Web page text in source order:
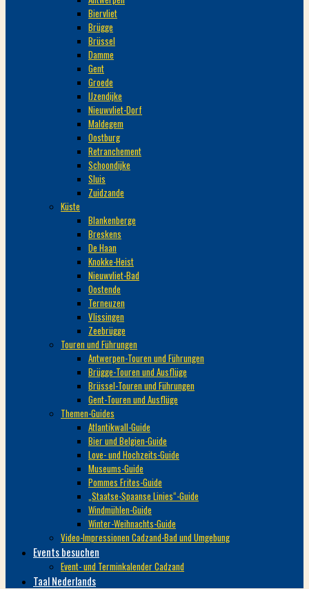
Biervliet
Brügge
Brüssel
Damme
Gent
Groede
IJzendijke
Nieuwvliet-Dorf
Maldegem
Oostburg
Retranchement
Schoondijke
Sluis
Zuidzande
Küste
Blankenberge
Breskens
De Haan
Knokke-Heist
Nieuwvliet-Bad
Oostende
Terneuzen
Vlissingen
Zeebrügge
Touren und Führungen
Antwerpen-Touren und Führungen
Brügge-Touren und Ausflüge
Brüssel-Touren und Führungen
Gent-Touren und Ausflüge
Themen-Guides
Atlantikwall-Guide
Bier und Belgien-Guide
Love- und Hochzeits-Guide
Museums-Guide
Pommes Frites-Guide
„Staatse-Spaanse Linies“-Guide
Windmühlen-Guide
Winter-Weihnachts-Guide
Video-Impressionen Cadzand-Bad und Umgebung
Events besuchen
Event- und Terminkalender Cadzand
Taal Nederlands